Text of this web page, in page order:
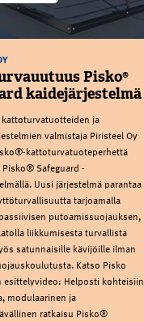
Pisko®
kaidejärjestelmä
ja
valmistaja Piristeel Oy
kattoturvatuoteperhettä
Safeguard -
Uusi järjestelmä parantaa
tarjoamalla
putoamissuojauksen,
liikkumisesta turvallista
satunnaisille kävijöille ilman
Katso Pisko
esittelyvideo: Helposti kohteisiin
modulaarinen ja
ratkaisu Pisko®